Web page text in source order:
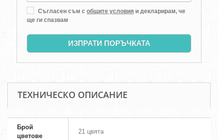
Съгласен съм с общите условия и декларирам, че
ще ги спазвам
ИЗПРАТИ ПОРЪЧКАТА
ТЕХНИЧЕСКО ОПИСАНИЕ
Брой
цветове
21 цвята